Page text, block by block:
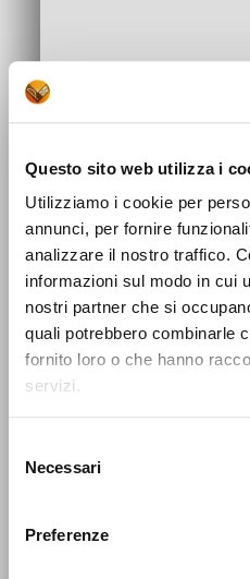
Questo sito web utilizza i
Utilizziamo i cookie per
annunci, per fornire
analizzare il nostro traffico.
informazioni sul modo in cui
nostri partner che si
quali potrebbero combinarle
fornito loro o che hanno
servizi.
delNecessari
Preferenze